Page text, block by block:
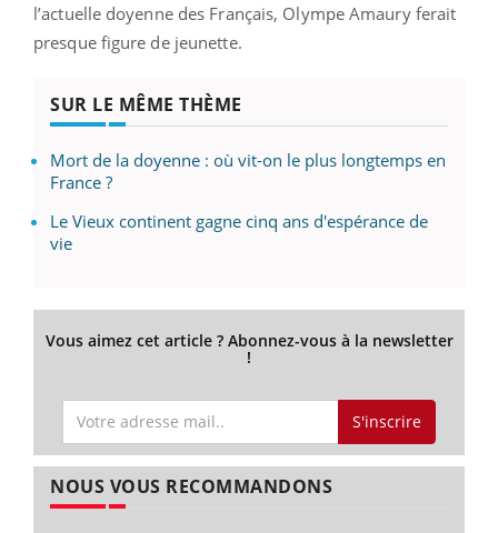
l’actuelle doyenne des Français, Olympe Amaury ferait
presque figure de jeunette.
SUR LE MÊME THÈME
Mort de la doyenne : où vit-on le plus longtemps en
France ?
Le Vieux continent gagne cinq ans d'espérance de
vie
Vous aimez cet article ? Abonnez-vous à la newsletter
!
S'inscrire
NOUS VOUS RECOMMANDONS